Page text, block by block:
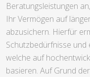
Beratungsleistungen
Ihr Vermögen auf
abzusichern. Hierfür
Schutzbedürfnisse
welche auf
basieren. Auf Grund